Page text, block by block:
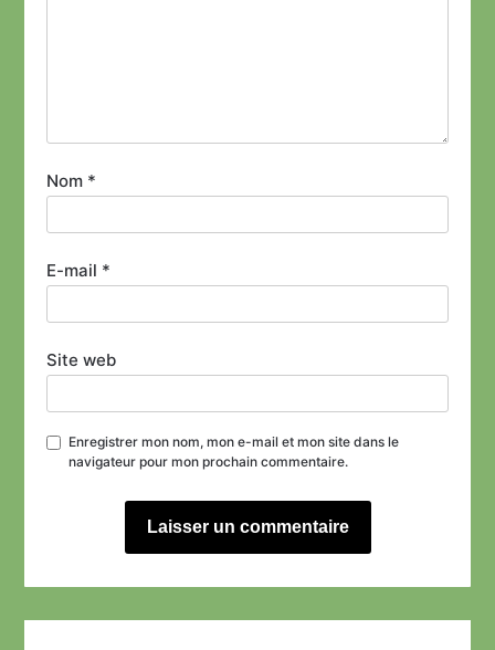
Nom *
E-mail *
Site web
Enregistrer mon nom, mon e-mail et mon site dans le
navigateur pour mon prochain commentaire.